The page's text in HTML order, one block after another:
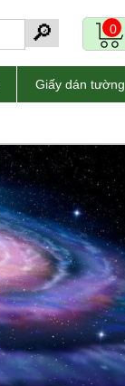
🔎 0
Giấy dán tường